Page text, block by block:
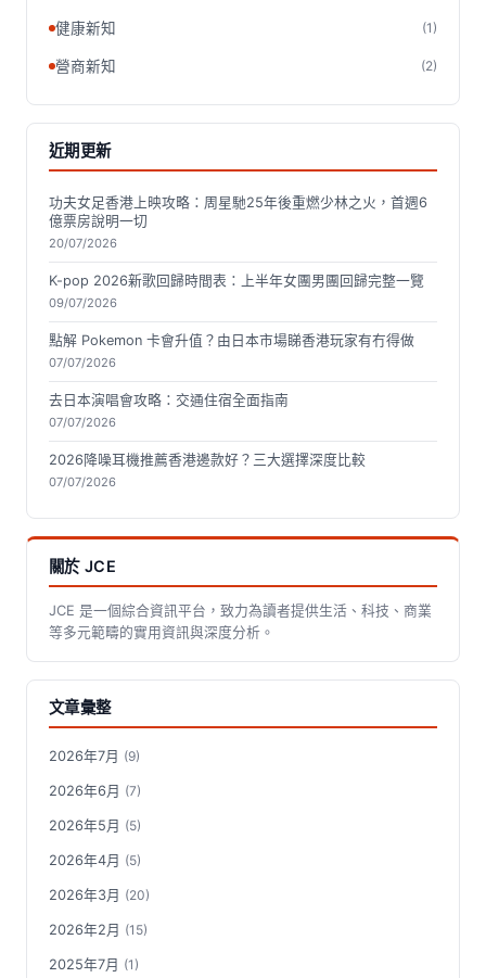
健康新知 (1)
營商新知 (2)
近期更新
功夫女足香港上映攻略：周星馳25年後重燃少林之火，首週6
億票房說明一切
20/07/2026
K-pop 2026新歌回歸時間表：上半年女團男團回歸完整一覽
09/07/2026
點解 Pokemon 卡會升值？由日本市場睇香港玩家有冇得做
07/07/2026
去日本演唱會攻略：交通住宿全面指南
07/07/2026
2026降噪耳機推薦香港邊款好？三大選擇深度比較
07/07/2026
關於 JCE
JCE 是一個綜合資訊平台，致力為讀者提供生活、科技、商業
等多元範疇的實用資訊與深度分析。
文章彙整
2026年7月 (9)
2026年6月 (7)
2026年5月 (5)
2026年4月 (5)
2026年3月 (20)
2026年2月 (15)
2025年7月 (1)